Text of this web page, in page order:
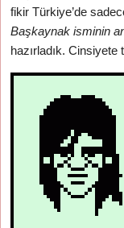
fikir Türkiye’de
Başkaynak isminin
hazırladık. Cinsiyete